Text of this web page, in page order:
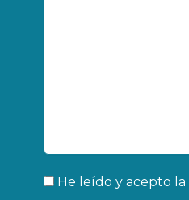
Aceptación
He leído y acepto la